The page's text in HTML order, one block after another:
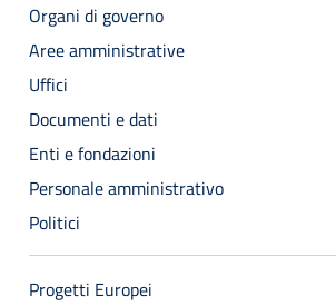
Organi di governo
Aree amministrative
Uffici
Documenti e dati
Enti e fondazioni
Personale amministrativo
Politici
Progetti Europei